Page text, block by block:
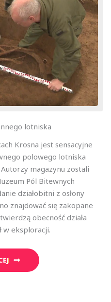
lotniska
Krosna jest sensacyjne
polowego lotniska
magazynu zostali
Pól Bitewnych
działobitni z osłony
znajdować się zakopane
obecność działa
w eksploracji.